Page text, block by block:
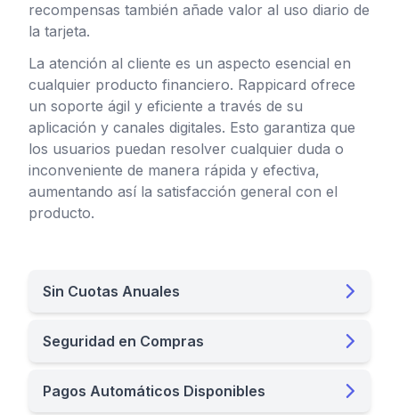
recompensas también añade valor al uso diario de
la tarjeta.
La atención al cliente es un aspecto esencial en
cualquier producto financiero. Rappicard ofrece
un soporte ágil y eficiente a través de su
aplicación y canales digitales. Esto garantiza que
los usuarios puedan resolver cualquier duda o
inconveniente de manera rápida y efectiva,
aumentando así la satisfacción general con el
producto.
Sin Cuotas Anuales
Seguridad en Compras
Pagos Automáticos Disponibles